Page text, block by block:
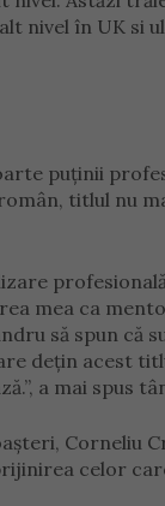
nivel în UK si
puținii
titlul nu
mea ca
să spun că
dețin acest
a mai spus
Corneliu
celor